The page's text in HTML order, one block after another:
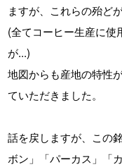
ますが、これらの殆ど
(全てコーヒー生産に使
が...)
地図からも産地の特性
ていただきました。
話を戻しますが、この
ボン」「パーカス」「